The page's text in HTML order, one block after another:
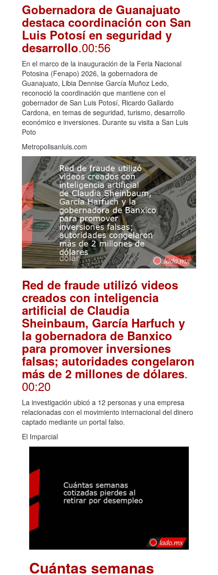
Gobernadora de Guanajuato
destaca coordinación con San
Luis Potosí en seguridad y
desarrollo.00:56
En el marco de la inauguración de la Feria Nacional
Potosina (Fenapo) 2026, la gobernadora de
Guanajuato, Libia Dennise García Muñoz Ledo,
reconoció la coordinación que mantiene con el
gobernador de San Luis Potosí, Ricardo Gallardo
Cardona, en temas de seguridad, turismo, desarrollo
económico e inversiones. Durante su visita a San Luis
Poto
Metropolisanluis.com
Red de fraude utilizó videos
creados con inteligencia
artificial de Claudia
Sheinbaum, García Harfuch y
la gobernadora de Banxico
para promover inversiones
falsas; autoridades congelaron
más de 2 millones de dólares.
00:20
La investigación ubicó a 12 personas y una empresa
relacionadas con el movimiento internacional del dinero
captado mediante un portal falso.
El Imparcial
Cuántas semanas